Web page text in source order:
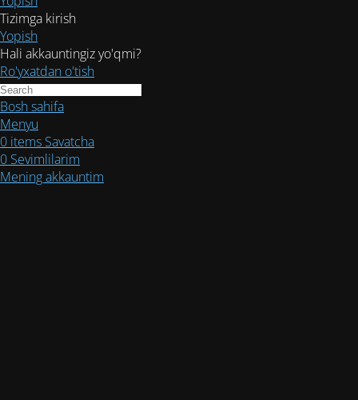
Tizimga kirish
Yopish
Hali akkauntingiz yo'qmi?
Ro'yxatdan o'tish
Bosh sahifa
Menyu
0 items Savatcha
0 Sevimlilarim
Mening akkauntim